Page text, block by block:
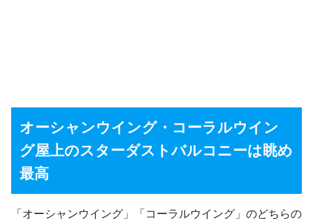
オーシャンウイング・コーラルウイン
グ屋上のスターダストバルコニーは眺め
最高
「オーシャンウイング」「コーラルウイング」のどちらの